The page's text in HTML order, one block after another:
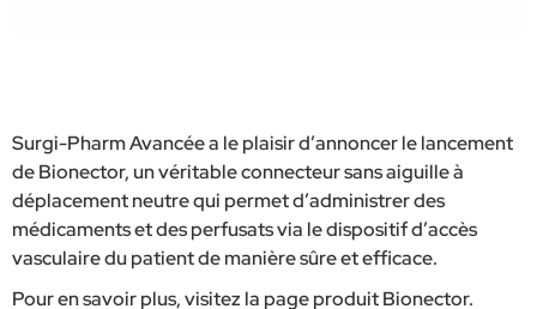
Surgi-Pharm Avancée a le plaisir d’annoncer le lancement
de Bionector, un véritable connecteur sans aiguille à
déplacement neutre qui permet d’administrer des
médicaments et des perfusats via le dispositif d’accès
vasculaire du patient de manière sûre et efficace.
Pour en savoir plus, visitez la page produit Bionector.